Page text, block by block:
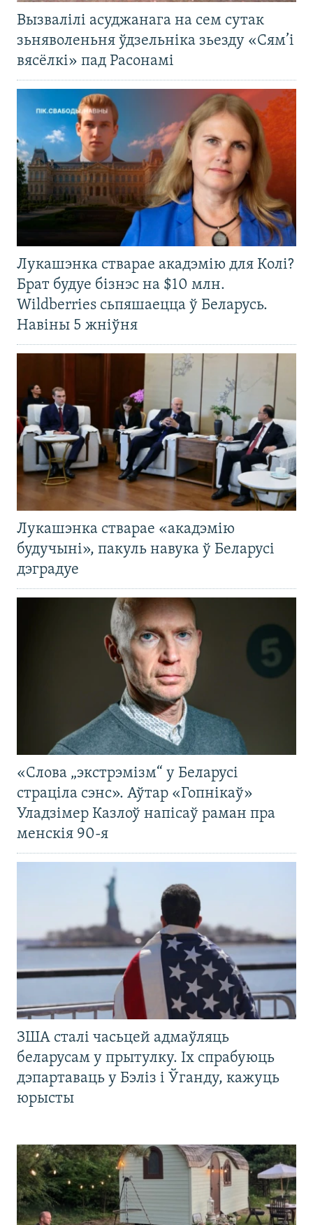
Вызвалілі асуджанага на сем сутак
зьняволеньня ўдзельніка зьезду «Сям’і
вясёлкі» пад Расонамі
Лукашэнка стварае акадэмію для Колі?
Брат будуе бізнэс на $10 млн.
Wildberries сьпяшаецца ў Беларусь.
Навіны 5 жніўня
Лукашэнка стварае «акадэмію
будучыні», пакуль навука ў Беларусі
дэградуе
«Слова „экстрэмізм“ у Беларусі
страціла сэнс». Аўтар «Гопнікаў»
Уладзімер Казлоў напісаў раман пра
менскія 90-я
ЗША сталі часьцей адмаўляць
беларусам у прытулку. Іх спрабуюць
дэпартаваць у Бэліз і Ўганду, кажуць
юрысты